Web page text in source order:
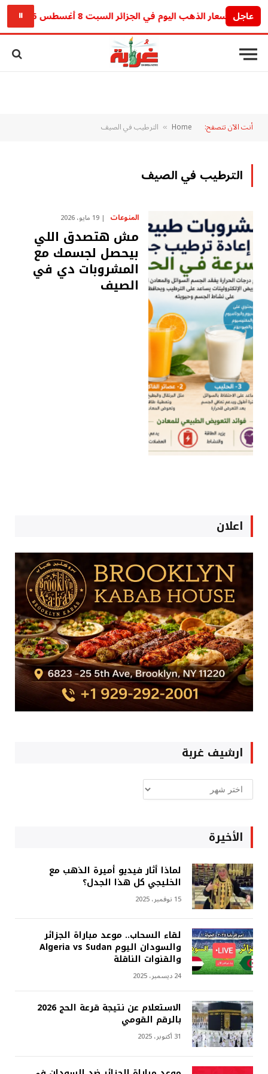
عاجلأسعار الذهب اليوم في الجزائر السبت 8 أغسطس 2026.. آخر تحديث للجرام والأونصة ⏸
أنت الآن تتصفح: Home
» الترطيب في الصيف
الترطيب في الصيف
المنوعات 19 مايو، 2026
مش هتصدق اللي
بيحصل لجسمك مع
المشروبات دي في
الصيف
اعلان
ارشيف غربة
ارشيف
غربة
الأخيرة
لماذا أثار فيديو أميرة الذهب مع
الخليجي كل هذا الجدل؟
15 نوفمبر، 2025
لقاء السحاب.. موعد مباراة الجزائر
والسودان اليوم Algeria vs Sudan
والقنوات الناقلة
24 ديسمبر، 2025
الاستعلام عن نتيجة قرعة الحج 2026
بالرقم القومي
31 أكتوبر، 2025